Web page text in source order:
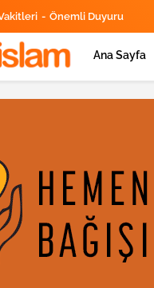
Önemli Duyuru
Ana Sayfa